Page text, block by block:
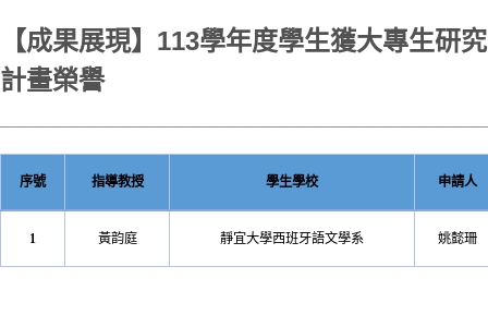
【成果展現】113學年度學生獲大專生研究
計畫榮譽
序號 指導教授 學生學校 申請人
1 黃韵庭 靜宜大學西班牙語文學系 姚懿珊